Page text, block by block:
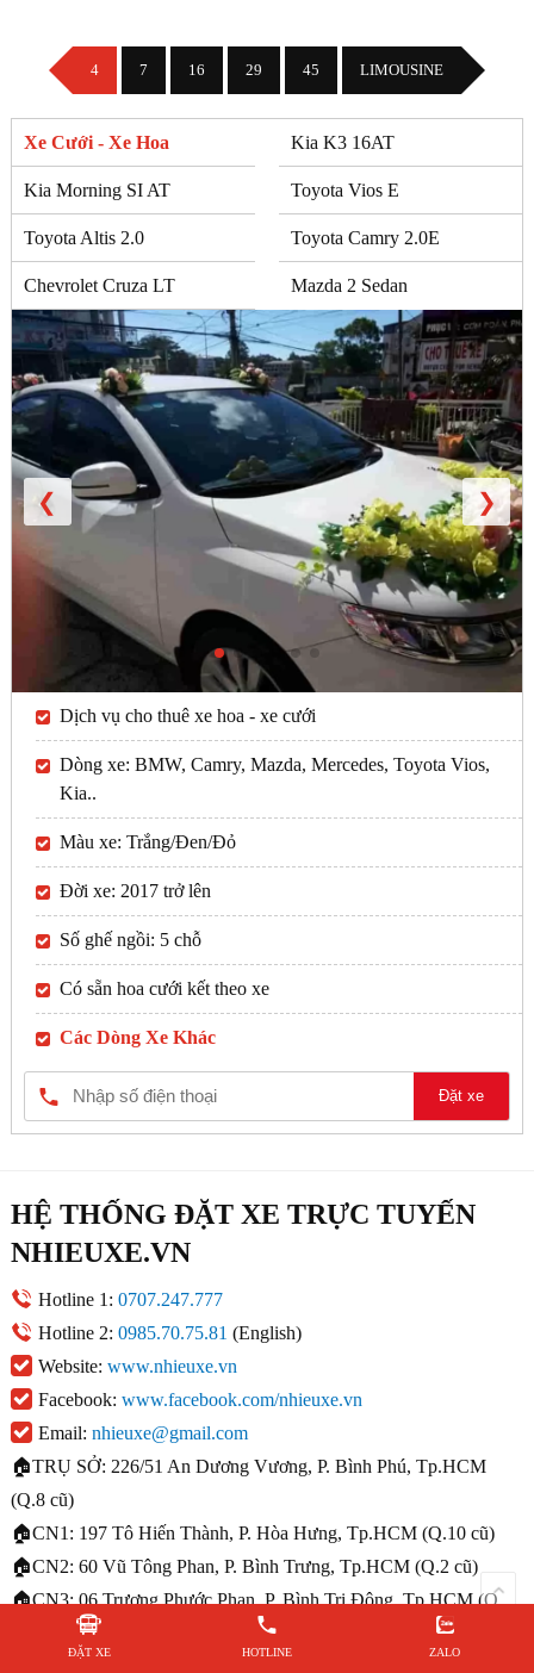
4 7 16 29 45 LIMOUSINE
Xe Cưới - Xe Hoa Kia K3 16AT
Kia Morning SI AT Toyota Vios E
Toyota Altis 2.0 Toyota Camry 2.0E
Chevrolet Cruza LT Mazda 2 Sedan
❯
❮
Dịch vụ cho thuê xe hoa - xe cưới
Dòng xe: BMW, Camry, Mazda, Mercedes, Toyota Vios,
Kia..
Màu xe: Trắng/Đen/Đỏ
Đời xe: 2017 trở lên
Số ghế ngồi: 5 chỗ
Có sẵn hoa cưới kết theo xe
Các Dòng Xe Khác
Đặt xe
HỆ THỐNG ĐẶT XE TRỰC TUYẾN
NHIEUXE.VN
Hotline 1: 0707.247.777
Hotline 2: 0985.70.75.81 (English)
Website: www.nhieuxe.vn
Facebook: www.facebook.com/nhieuxe.vn
Email: nhieuxe@gmail.com
🏠TRỤ SỞ: 226/51 An Dương Vương, P. Bình Phú, Tp.HCM
(Q.8 cũ)
🏠CN1: 197 Tô Hiến Thành, P. Hòa Hưng, Tp.HCM (Q.10 cũ)
🏠CN2: 60 Vũ Tông Phan, P. Bình Trưng, Tp.HCM (Q.2 cũ)
🏠CN3: 06 Trương Phước Phan, P. Bình Trị Đông, Tp.HCM (Q.
Bình Tân cũ)
ĐẶT XE HOTLINE ZALO